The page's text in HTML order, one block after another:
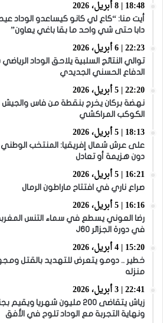
18:48 | 8 أبريل، 2026
أيت منا: “كاع لي كانو كيساعدو الوداد
دابا حتى شي واحد ما بقا باغي يعاون”
22:23 | 6 أبريل، 2026
توالي النتائج السلبية يلاحق الوداد
الدفاع الحسني الجديدي
22:20 | 5 أبريل، 2026
نهضة بركان يخرج بنقطة من فاس
الكوكب المراكشي
18:13 | 5 أبريل، 2026
دون هزيمة أو تعادل
16:21 | 5 أبريل، 2026
صراع ناري في افتتاح ماراطون الرمال
16:16 | 5 أبريل، 2026
رضا العوني يسطع في سماء التنس
في دورة الجزائر J60
15:20 | 4 أبريل، 2026
خطير .. دومو يتعرض للتهديد بالقتل
منزله
22:41 | 3 أبريل، 2026
ونهاية التجربة مع الوداد تلوح في الأفق